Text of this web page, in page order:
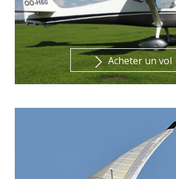
Acheter un vol